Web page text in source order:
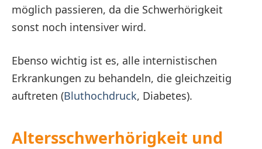
möglich passieren, da die Schwerhörigkeit
sonst noch intensiver wird.
Ebenso wichtig ist es, alle internistischen
Erkrankungen zu behandeln, die gleichzeitig
auftreten (Bluthochdruck, Diabetes).
Altersschwerhörigkeit und